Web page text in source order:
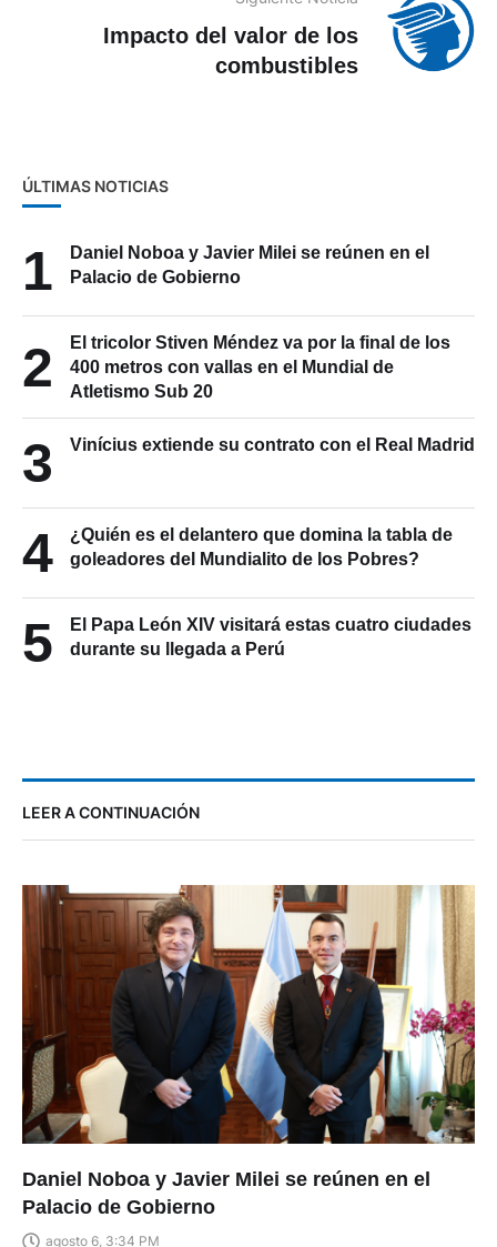
Siguiente Noticia
Impacto del valor de los
1
Daniel Noboa y Javier Milei se reúnen en el
2
El tricolor Stiven Méndez va por la final de los
400 metros con vallas en el Mundial de
Atletismo Sub 20
3
4
¿Quién es el delantero que domina la tabla de
5
El Papa León XIV visitará estas cuatro ciudades
LEER A CONTINUACIÓN
Daniel Noboa y Javier Milei se reúnen en el
Palacio de Gobierno